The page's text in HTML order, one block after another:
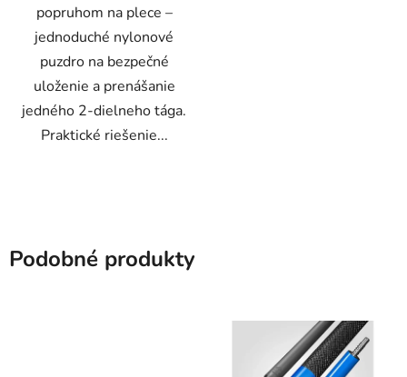
popruhom na plece –
jednoduché nylonové
puzdro na bezpečné
uloženie a prenášanie
jedného 2-dielneho tága.
Praktické riešenie...
Podobné produkty